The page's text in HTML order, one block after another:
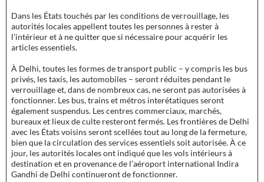
Dans les États touchés par les conditions de verrouillage, les
autorités locales appellent toutes les personnes à rester à
l’intérieur et à ne quitter que si nécessaire pour acquérir les
articles essentiels.
À Delhi, toutes les formes de transport public – y compris les bus
privés, les taxis, les automobiles – seront réduites pendant le
verrouillage et, dans de nombreux cas, ne seront pas autorisées à
fonctionner. Les bus, trains et métros interétatiques seront
également suspendus. Les centres commerciaux, marchés,
bureaux et lieux de culte resteront fermés. Les frontières de Delhi
avec les États voisins seront scellées tout au long de la fermeture,
bien que la circulation des services essentiels soit autorisée. À ce
jour, les autorités locales ont indiqué que les vols intérieurs à
destination et en provenance de l’aéroport international Indira
Gandhi de Delhi continueront de fonctionner.